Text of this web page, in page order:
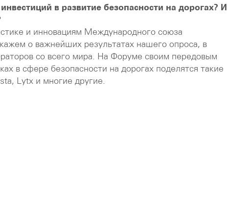
в развитие безопасности на дорогах? И
и инновациям Международного союза
о важнейших результатах нашего опроса, в
со всего мира. На Форуме своим передовым
в сфере безопасности на дорогах поделятся такие
Lytx и многие другие.